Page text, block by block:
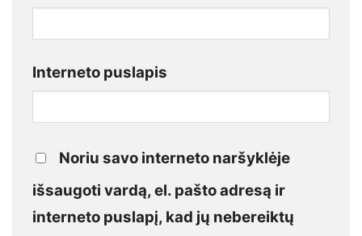
Interneto puslapis
Noriu savo interneto naršyklėje
išsaugoti vardą, el. pašto adresą ir
interneto puslapį, kad jų nebereiktų